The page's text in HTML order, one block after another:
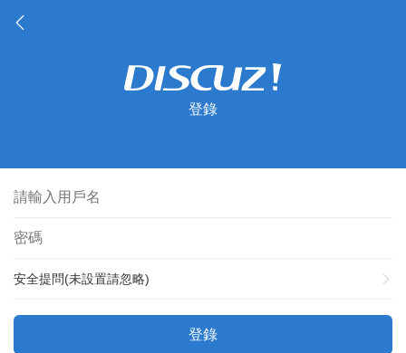
登錄
安全提問(未設置請忽略)
登錄